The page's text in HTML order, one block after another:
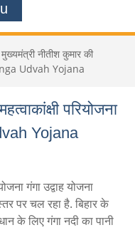
मुख्यमंत्री नीतीश कुमार की
Ganga Udvah Yojana
परियोजना
Yojana
गंगा उद्वाह योजना
पर चल रहा है. बिहार के
के लिए गंगा नदी का पानी